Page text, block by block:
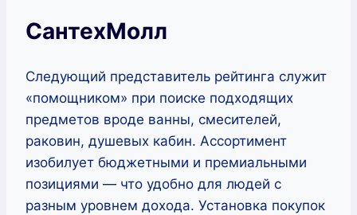
СантехМолл
Следующий представитель рейтинга служит
«помощником» при поиске подходящих
предметов вроде ванны, смесителей,
раковин, душевых кабин. Ассортимент
изобилует бюджетными и премиальными
позициями — что удобно для людей с
разным уровнем дохода. Установка покупок